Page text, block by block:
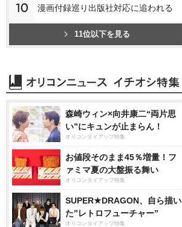
10 漫画付録巡り出版社対応に追われる
11位以下を見る
森崎ウィン×向井康二“両片思
い”にキュンが止まらん！
オリコンタイアップ特集
お値段そのまま45％増量！フ
ァミマ夏の大盤振る舞い
オリコンタイアップ特集
SUPER★DRAGON、自ら描い
た”レトロフューチャー”
オリコンタイアップ特集